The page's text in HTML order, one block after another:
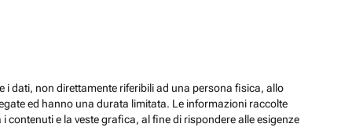
i dati, non direttamente riferibili ad una persona fisica, allo
ed hanno una durata limitata. Le informazioni raccolte
e la veste grafica, al fine di rispondere alle esigenze